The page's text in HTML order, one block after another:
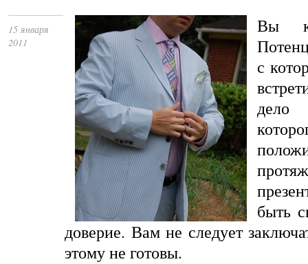
15 января
2011
Вы
с
дело
быть
доверие. Вам не следует
этому не готовы.